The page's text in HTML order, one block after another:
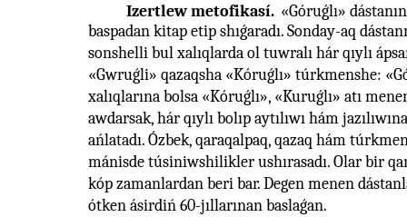
Izertlew metofikasí. «Góruǵlı»
baspadan kitap etip shıǵaradı. Sonday-aq
sonshelli bul xalıqlarda ol tuwralı hár qıylı
«Gwruǵli» qazaqsha «Kóruǵlı» túrkmenshe:
xalıqlarına bolsa «Kóruǵlı», «Kuruǵlı» atı
awdarsak, hár qıylı bolıp aytılıwı hám
ańlatadı. Ózbek, qaraqalpaq, qazaq hám
mánisde túsiniwshilikler ushırasadı. Olar bir
kóp zamanlardan beri bar. Degen menen
ótken ásirdiń 60-jıllarınan baslaǵan.